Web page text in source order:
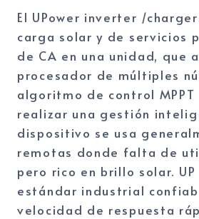
El UPower inverter /
carga solar y de servicios
de CA en una unidad, que
procesador de múltiples
algoritmo de control
realizar una gestión
dispositivo se usa
remotas donde falta de
pero rico en brillo solar.
estándar industrial
velocidad de respuesta